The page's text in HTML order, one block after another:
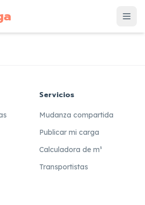
Servicios
Mudanza compartida
Publicar mi carga
Calculadora de m³
Transportistas